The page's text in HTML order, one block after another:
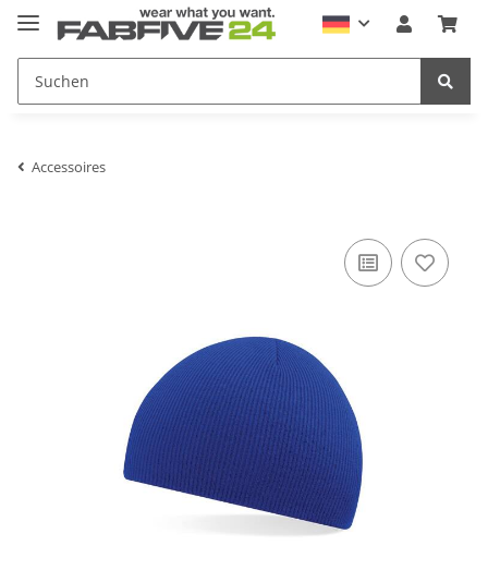
Accessoires